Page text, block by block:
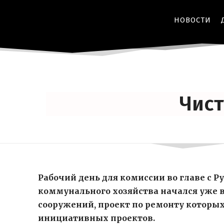
НОВОСТИ
Рабочий день для комиссии во главе
коммунального хозяйства начался уже
сооружений, проект по ремонту
инициативных проектов.